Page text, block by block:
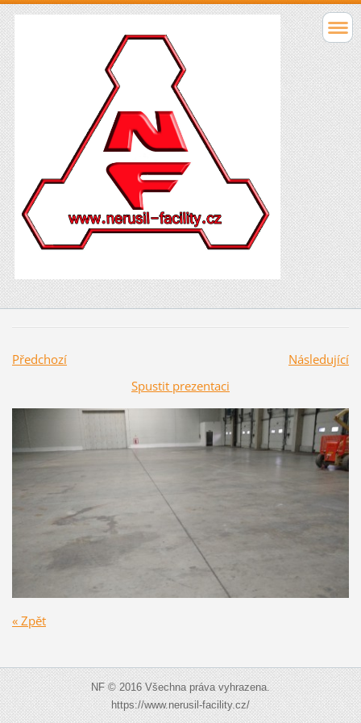
Předchozí
Následující
Spustit prezentaci
« Zpět
NF © 2016 Všechna práva vyhrazena.
https://www.nerusil-facility.cz/